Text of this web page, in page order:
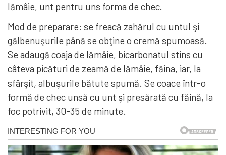
lămâie, unt pentru uns forma de chec.
Mod de preparare: se freacă zahărul cu untul şi
gălbenuşurile până se obţine o cremă spumoasă.
Se adaugă coaja de lămâie, bicarbonatul stins cu
câteva picături de zeamă de lămâie, făina, iar, la
sfârşit, albuşurile bătute spumă. Se coace într-o
formă de chec unsă cu unt şi presărată cu făină, la
foc potrivit, 30-35 de minute.